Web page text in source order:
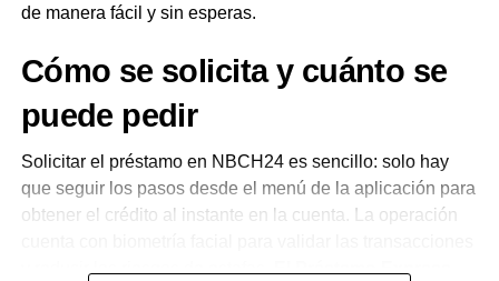
el día a día
Desde el NBCHremarcaron que la entidad busca
posicionarse como aliada de las familias chaqueñas para
acompañar el día a día, con la tranquilidad de poder
comprar y cubrir imprevistos incluso cuando no hay saldo
de manera fácil y sin esperas.
Cómo se solicita y cuánto se
puede pedir
Solicitar el préstamo en NBCH24 es sencillo: solo hay
que seguir los pasos desde el menú de la aplicación para
obtener el crédito al instante en la cuenta. La operación